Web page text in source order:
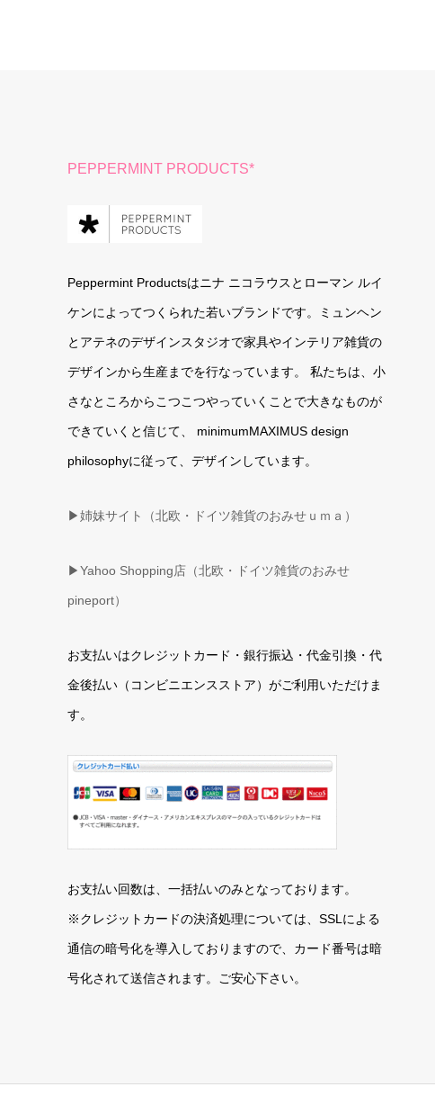
PEPPERMINT PRODUCTS*
Peppermint Productsはニナ ニコラウスとローマン ルイ
ケンによってつくられた若いブランドです。ミュンヘン
とアテネのデザインスタジオで家具やインテリア雑貨の
デザインから生産までを行なっています。 私たちは、小
さなところからこつこつやっていくことで大きなものが
できていくと信じて、 minimumMAXIMUS design
philosophyに従って、デザインしています。
▶姉妹サイト（北欧・ドイツ雑貨のおみせｕｍａ）
▶Yahoo Shopping店（北欧・ドイツ雑貨のおみせ
pineport）
お支払いはクレジットカード・銀行振込・代金引換・代
金後払い（コンビニエンスストア）がご利用いただけま
す。
お支払い回数は、一括払いのみとなっております。
※クレジットカードの決済処理については、SSLによる
通信の暗号化を導入しておりますので、カード番号は暗
号化されて送信されます。ご安心下さい。